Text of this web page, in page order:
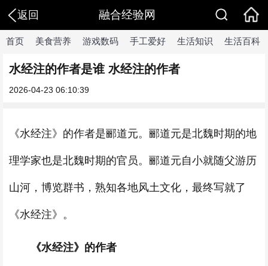
返回 融合经验网
首页 美食营养 游戏数码 手工爱好 生活知识 生活百科
水经注的作者是谁 水经注的作者
2026-04-23 06:10:39
《水经注》的作者是郦道元。郦道元是北魏时期的地
理学家也是北魏时期的官员。郦道元自小就随父游历
山河，博览群书，熟知各地风土文化，最终写就了
《水经注》。
《水经注》的作者